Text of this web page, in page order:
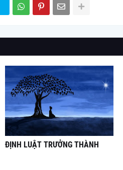
ĐỊNH LUẬT TRƯỞNG THÀNH